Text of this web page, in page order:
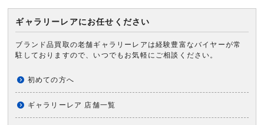
ギャラリーレアにお任せください
ブランド品買取の老舗ギャラリーレアは経験豊富なバイヤーが常
駐しておりますので、いつでもお気軽にご相談ください。
初めての方へ
ギャラリーレア 店舗一覧